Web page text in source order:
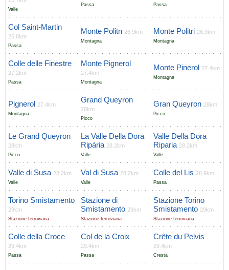
Valle
Passa Passa
Col Saint-Martin
26.8km
Passa
Monte Politn 26.9km
Montagna
Monte Politri 26.9km
Montagna
Colle delle Finestre
27.2km
Passa
Monte Pignerol
27.4km
Montagna
Monte Pinerol 27.4km
Montagna
Pignerol 27.4km
Montagna
Grand Queyron
28km
Picco
Gran Queyron 28km
Picco
Le Grand Queyron
28km
Picco
La Valle Della Dora
Ripária 28.2km
Valle
Valle Della Dora
Riparia 28.2km
Valle
Valle di Susa 28.2km
Valle
Val di Susa 28.2km
Valle
Colle del Lis 28.9km
Passa
Torino Smistamento
29km
Stazione ferroviaria
Stazione di
Smistamento 29km
Stazione ferroviaria
Stazione Torino
Smistamento 29km
Stazione ferroviaria
Colle della Croce
29.4km
Passa
Col de la Croix
29.4km
Passa
Crête du Pelvis
29.4km
Cresta